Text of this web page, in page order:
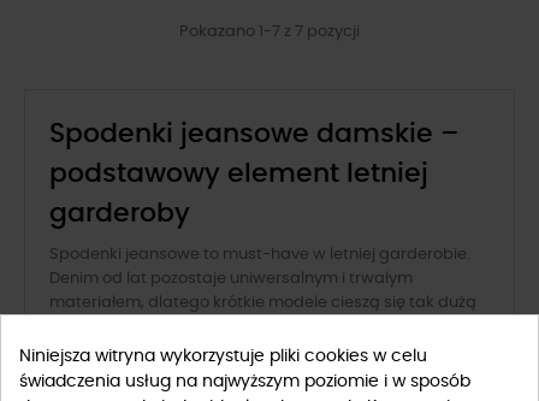
Pokazano 1-7 z 7 pozycji
Spodenki jeansowe damskie –
podstawowy element letniej
garderoby
Spodenki jeansowe to must-have w letniej garderobie.
Denim od lat pozostaje uniwersalnym i trwałym
materiałem, dlatego krótkie modele cieszą się tak dużą
podczas spacerów, wakacji, spotkań ze znajomymi, a w
niektórych stylizacjach – również na mniej formalne
Niniejsza witryna wykorzystuje pliki cookies w celu
świadczenia usług na najwyższym poziomie i w sposób